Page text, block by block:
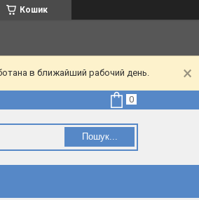
Кошик
в ближайший рабочий день.
Пошук...